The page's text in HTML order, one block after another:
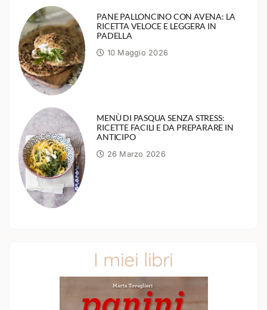
PANE PALLONCINO CON AVENA: LA
RICETTA VELOCE E LEGGERA IN
PADELLA
10 Maggio 2026
MENÙ DI PASQUA SENZA STRESS:
RICETTE FACILI E DA PREPARARE IN
ANTICIPO
26 Marzo 2026
I miei libri